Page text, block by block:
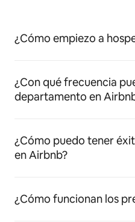
¿Cómo empiezo a
¿Con qué frecuencia
departamento en
¿Cómo puedo tener
en Airbnb?
¿Cómo funcionan los